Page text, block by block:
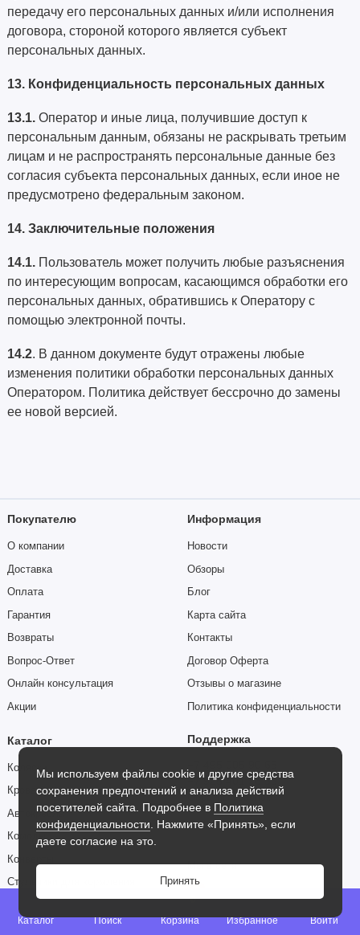
Каталог Поиск Корзина
0
Избранное
Войти
передачу его персональных данных и/или исполнения
договора, стороной которого является субъект
персональных данных.
13. Конфиденциальность персональных данных
13.1. Оператор и иные лица, получившие доступ к
персональным данным, обязаны не раскрывать третьим
лицам и не распространять персональные данные без
согласия субъекта персональных данных, если иное не
предусмотрено федеральным законом.
14. Заключительные положения
14.1. Пользователь может получить любые разъяснения
по интересующим вопросам, касающимся обработки его
персональных данных, обратившись к Оператору с
помощью электронной почты.
14.2. В данном документе будут отражены любые
изменения политики обработки персональных данных
Оператором. Политика действует бессрочно до замены
ее новой версией.
Мы используем файлы cookie и другие средства
сохранения предпочтений и анализа действий
посетителей сайта. Подробнее в Политика
конфиденциальности . Нажмите «Принять», если
даете согласие на это.
Принять
Покупателю
О компании
Доставка
Оплата
Гарантия
Возвраты
Вопрос-Ответ
Онлайн консультация
Акции
Информация
Новости
Обзоры
Блог
Карта сайта
Контакты
Договор Оферта
Отзывы о магазине
Политика конфиденциальности
Каталог
Коляски
Кроватки
Автокресла
Комоды
Конверты
Стульчики для кормления
Поддержка
+7 925 401 26 53
Обратный звонок
ЗВОНКИ ПРИНИМАЕМ
Ежедневно с 09:00 до 22:00
Мы в сети